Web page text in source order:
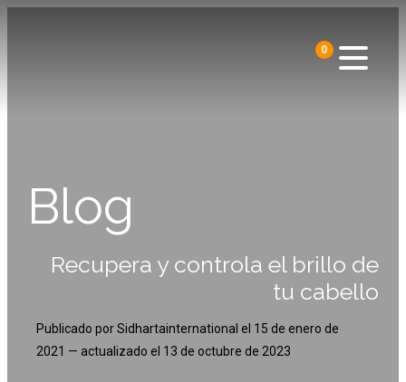
0
Blog
Recupera y controla el brillo de
tu cabello
Publicado porSidhartainternational el 15 de enero de
2021 — actualizado el 13 de octubre de 2023